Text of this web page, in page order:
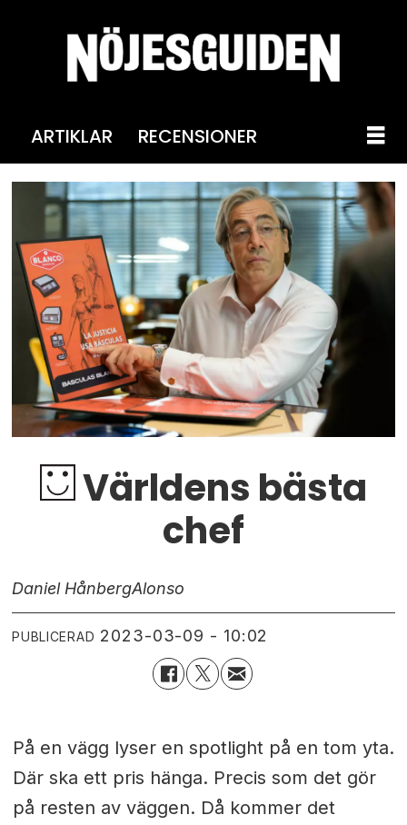
ARTIKLAR RECENSIONER
Världens bästa
chef
Daniel HånbergAlonso
PUBLICERAD 2023-03-09 - 10:02
På en vägg lyser en spotlight på en tom yta.
Där ska ett pris hänga. Precis som det gör
på resten av väggen. Då kommer det